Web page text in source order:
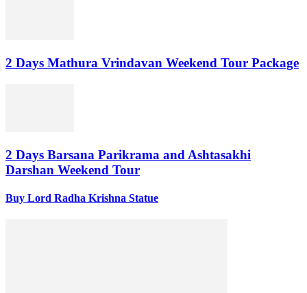
2 Days Mathura Vrindavan Weekend Tour Package
2 Days Barsana Parikrama and Ashtasakhi
Darshan Weekend Tour
Buy Lord Radha Krishna Statue